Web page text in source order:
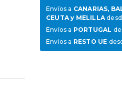
Envíos a CANARIAS,
CEUTA y MELILLA
Envíos a PORTUGAL
Envíos a RESTO UE